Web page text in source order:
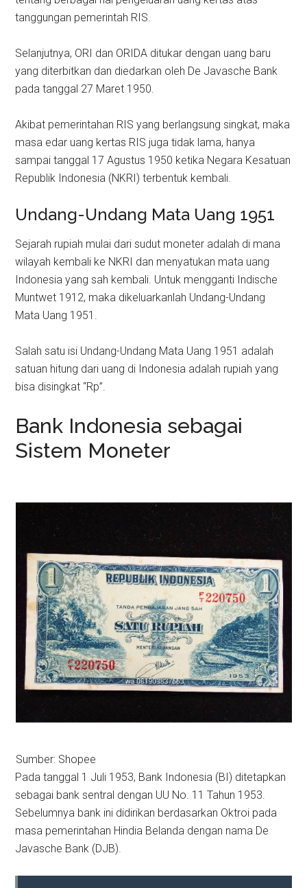
tanggungan pemerintah RIS.
Selanjutnya, ORI dan ORIDA ditukar dengan uang baru
yang diterbitkan dan diedarkan oleh De Javasche Bank
pada tanggal 27 Maret 1950.
Akibat pemerintahan RIS yang berlangsung singkat, maka
masa edar uang kertas RIS juga tidak lama, hanya
sampai tanggal 17 Agustus 1950 ketika Negara Kesatuan
Republik Indonesia (NKRI) terbentuk kembali.
Undang-Undang Mata Uang 1951
Sejarah rupiah mulai dari sudut moneter adalah di mana
wilayah kembali ke NKRI dan menyatukan mata uang
Indonesia yang sah kembali. Untuk mengganti Indische
Muntwet 1912, maka dikeluarkanlah Undang-Undang
Mata Uang 1951.
Salah satu isi Undang-Undang Mata Uang 1951 adalah
satuan hitung dari uang di Indonesia adalah rupiah yang
bisa disingkat “Rp”.
Bank Indonesia sebagai
Sistem Moneter
Sumber: Shopee
Pada tanggal 1 Juli 1953, Bank Indonesia (BI) ditetapkan
sebagai bank sentral dengan UU No. 11 Tahun 1953.
Sebelumnya bank ini didirikan berdasarkan Oktroi pada
masa pemerintahan Hindia Belanda dengan nama De
Javasche Bank (DJB).